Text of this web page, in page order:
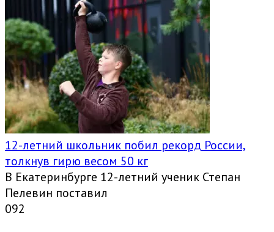
12-летний школьник побил рекорд России,
толкнув гирю весом 50 кг
В Екатеринбурге 12-летний ученик Степан
Пелевин поставил
092